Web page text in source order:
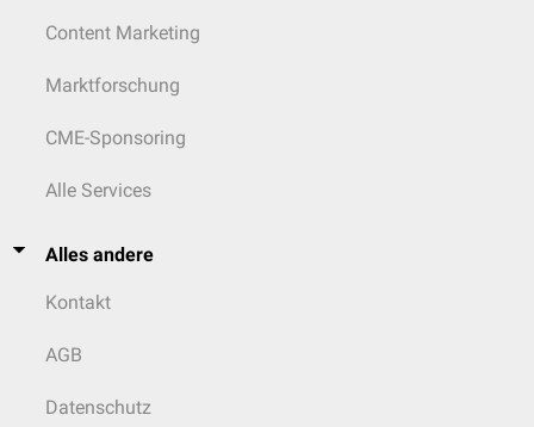
Content Marketing
Marktforschung
CME-Sponsoring
Alle Services
Alles andere
Kontakt
AGB
Datenschutz